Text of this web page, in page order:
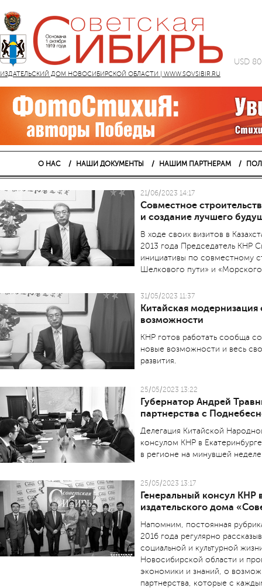
ИЗДАТЕЛЬСКИЙ ДОМ НОВОСИБИРСКОЙ ОБЛАСТИ | WWW.SOVSIBIR.RU
USD
О НАС НАШИ ДОКУМЕНТЫ НАШИМ ПАРТНЕРАМ
21/06/2023 14:17
Совместное
и создание лучшего
В ходе своих визитов в
2013 года Председатель КНР
инициативы по совместному
Шелкового пути» и
31/05/2023 11:37
Китайская
возможности
КНР готов работать сообща
новые возможности и весь
развития.
25/05/2023 13:22
Губернатор Андрей
партнерства с
Делегация Китайской
консулом КНР в
в регионе на минувшей
25/05/2023 13:17
Генеральный консул КНР
издательского дома
Напомним, постоянная
2016 года регулярно
социальной и культурной
Новосибирской области и
экономики и знаний, о
партнерства, которые с